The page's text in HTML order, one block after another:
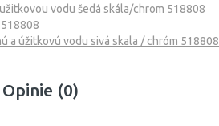
vodu šedá skála/chrom 518808
a úžitkovú vodu sivá skala / chróm 518808
Opinie (0)